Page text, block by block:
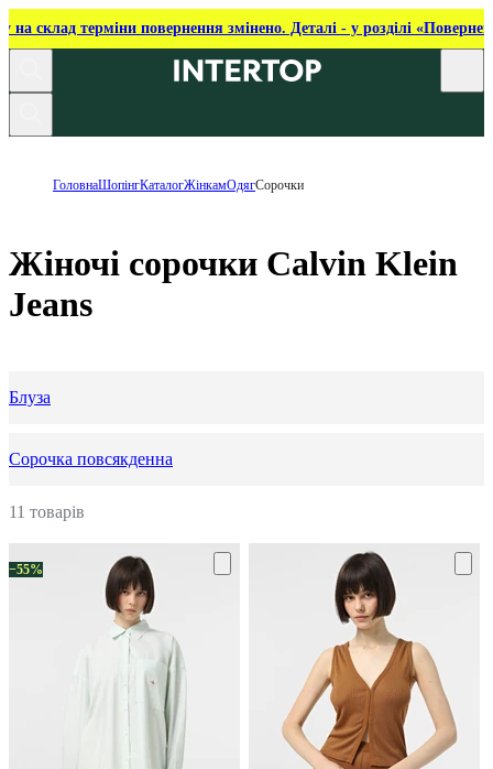
на склад терміни повернення змінено. Деталі - у розділі
ГоловнаШопінгКаталогЖінкамОдягСорочки
Жіночі сорочки Calvin Klein
Jeans
Блуза
Сорочка повсякденна
11 товарів
−55%